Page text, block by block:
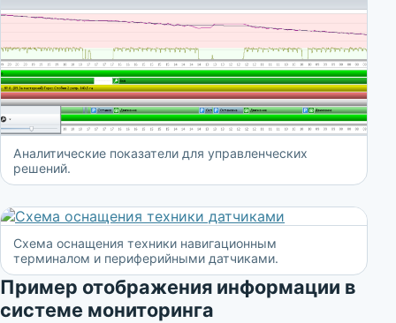
Аналитические показатели для управленческих
решений.
Схема оснащения техники навигационным
терминалом и периферийными датчиками.
Пример отображения информации в
системе мониторинга